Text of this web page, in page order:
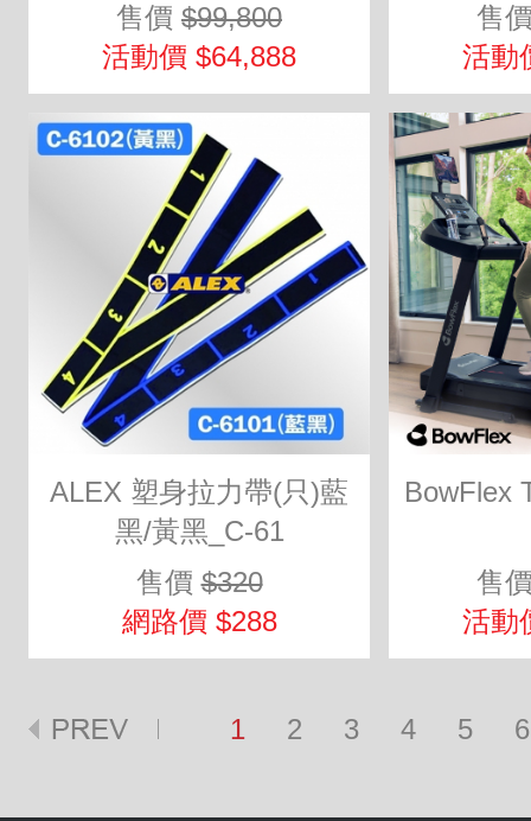
售價 $99,800
活動價 $64,888
售
活動
ALEX 塑身拉力帶(只)藍
黑/黃黑_C-61
售價$320
網路價 $288
BowFlex
售
活動
1 2 3 4 5 6